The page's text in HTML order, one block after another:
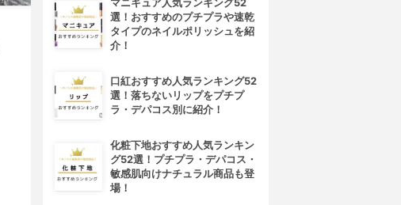
マニキュア人気ランキング52
選！おすすめのプチプラや速乾
タイプのネイルポリッシュを紹
介！
口紅おすすめ人気ランキング52
選！落ちないリップをプチプ
ラ・デパコス別に紹介！
化粧下地おすすめ人気ランキン
グ52選！プチプラ・デパコス・
敏感肌向けナチュラル商品も登
場！